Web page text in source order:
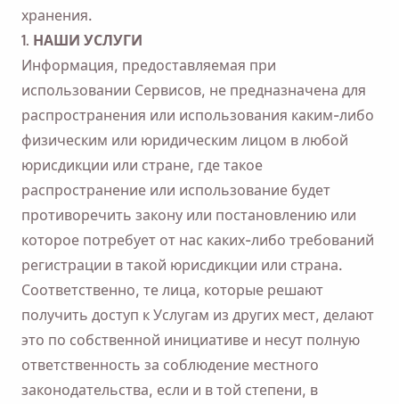
хранения.
1. НАШИ УСЛУГИ
Информация, предоставляемая при
использовании Сервисов, не предназначена для
распространения или использования каким-либо
физическим или юридическим лицом в любой
юрисдикции или стране, где такое
распространение или использование будет
противоречить закону или постановлению или
которое потребует от нас каких-либо требований
регистрации в такой юрисдикции или страна.
Соответственно, те лица, которые решают
получить доступ к Услугам из других мест, делают
это по собственной инициативе и несут полную
ответственность за соблюдение местного
законодательства, если и в той степени, в